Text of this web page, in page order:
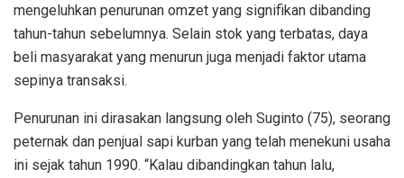
mengeluhkan penurunan omzet yang signifikan dibanding
tahun-tahun sebelumnya. Selain stok yang terbatas, daya
beli masyarakat yang menurun juga menjadi faktor utama
sepinya transaksi.
Penurunan ini dirasakan langsung oleh Suginto (75), seorang
peternak dan penjual sapi kurban yang telah menekuni usaha
ini sejak tahun 1990. “Kalau dibandingkan tahun lalu,